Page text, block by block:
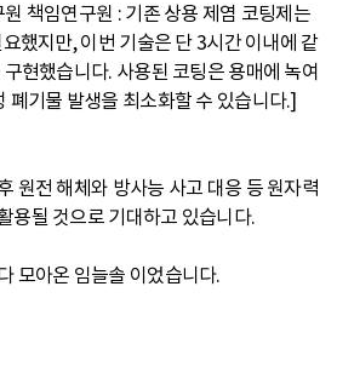
책임연구원 : 기존 상용 제염 코팅제는
했지만, 이번 기술은 단 3시간 이내에 같
현했습니다. 사용된 코팅은 용매에 녹여
폐기물 발생을 최소화할 수 있습니다.]
원전 해체와 방사능 사고 대응 등 원자력
용될 것으로 기대하고 있습니다.
모아온 임늘솔 이었습니다.